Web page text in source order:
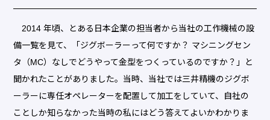
2014 年頃、とある日本企業の担当者から当社の工作機械の設
備一覧を見て、「ジグボーラーって何ですか？ マシニングセン
タ（MC）なしでどうやって金型をつくっているのですか？」と
聞かれたことがありました。当時、当社では三井精機のジグボ
ーラーに専任オペレーターを配置して加工をしていて、自社の
ことしか知らなかった当時の私にはどう答えてよいかわかりま